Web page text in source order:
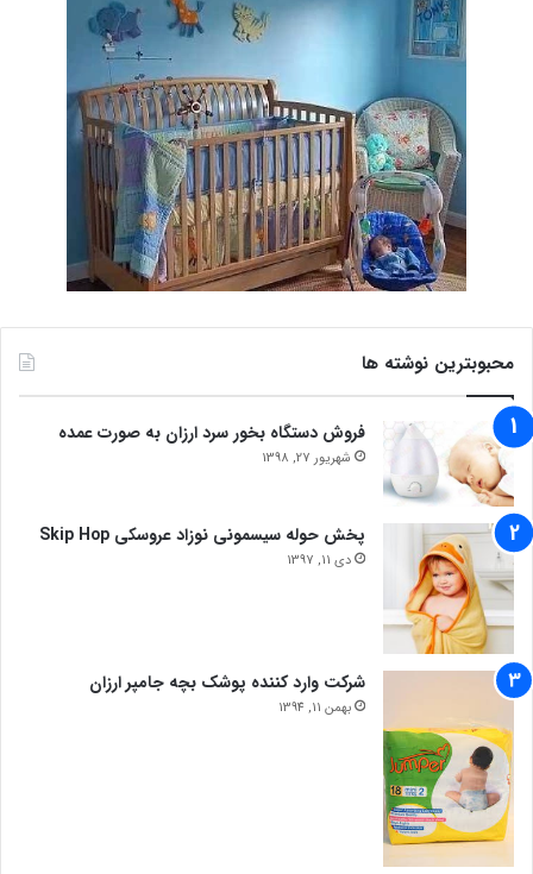
محبوبترین نوشته ها
فروش دستگاه بخور سرد ارزان به صورت عمده
شهریور 27, 1398
پخش حوله سیسمونی نوزاد عروسکی Skip Hop
دی 11, 1397
شرکت وارد کننده پوشک بچه جامپر ارزان
بهمن 11, 1394